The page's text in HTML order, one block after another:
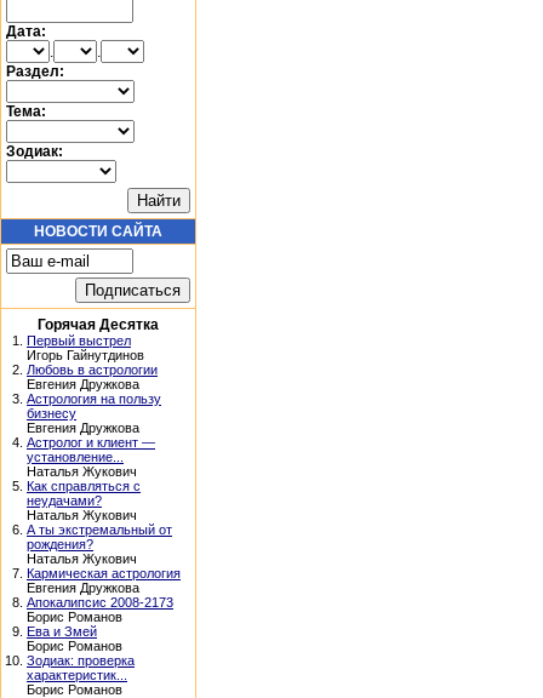
Дата:
.
.
Раздел:
Тема:
Зодиак:
НОВОСТИ САЙТА
Горячая Десятка
1. Первый выстрел
Игорь Гайнутдинов
2. Любовь в астрологии
Евгения Дружкова
3. Астрология на пользу
бизнесу
Евгения Дружкова
4. Астролог и клиент —
установление...
Наталья Жукович
5. Как справляться с
неудачами?
Наталья Жукович
6. А ты экстремальный от
рождения?
Наталья Жукович
7. Кармическая астрология
Евгения Дружкова
8. Апокалипсис 2008-2173
Борис Романов
9. Ева и Змей
Борис Романов
10. Зодиак: проверка
характеристик...
Борис Романов